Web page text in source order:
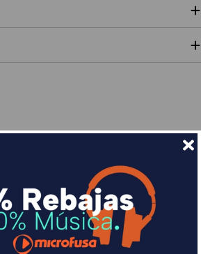
compras con Sequra
o hasta en 18 meses por una
cuota al mes con Sequra
Más info